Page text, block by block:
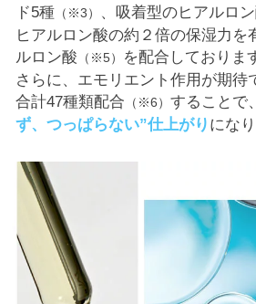
ド5種 （※3） 、吸着型のヒアルロ
ヒアルロン酸の約２倍の保湿力を
ルロン酸 （※5） を配合しておりま
さらに、エモリエント作用が期待
合計47種類配合 （※6）することで
ず、つっぱらない”仕上がり になり